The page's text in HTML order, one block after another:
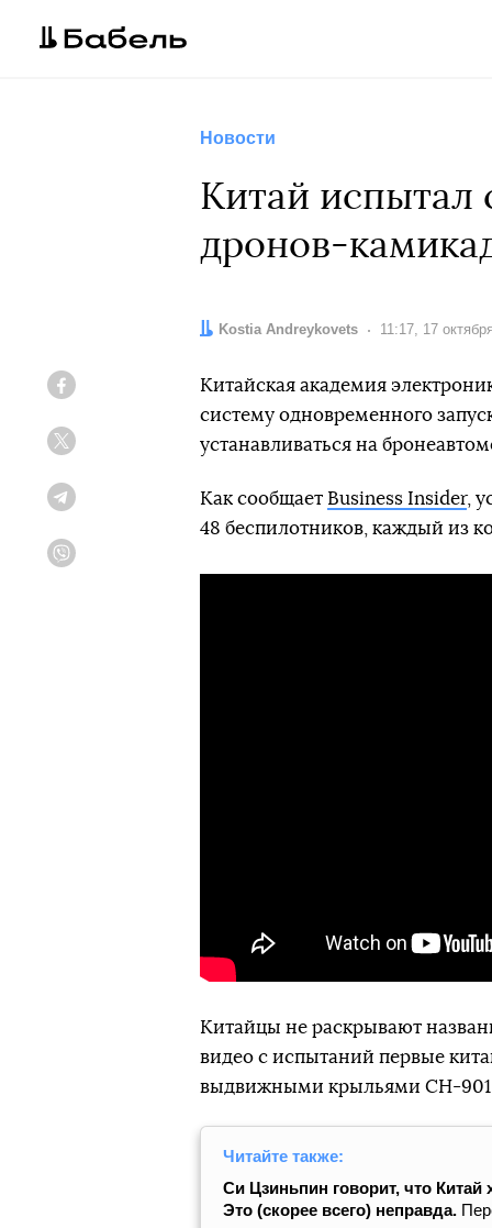
Новости
Китай испытал
дронов-
Автор:
Kostia Andreykovets Дата:
11:17, 17
Китайская академия
систему одновременного
устанавливаться на
Как сообщает Business Insider,
48 беспилотников, каждый из
Китайцы не раскрывают
видео с испытаний первые
выдвижными крыльями СН-
Читайте также:
Си Цзиньпин говорит, что Китай
Это (скорее всего) неправда.